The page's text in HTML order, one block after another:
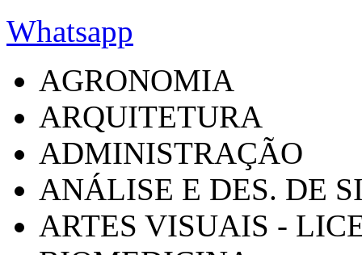
Whatsapp
AGRONOMIA
ARQUITETURA
ADMINISTRAÇÃO
ANÁLISE E DES. DE
ARTES VISUAIS -